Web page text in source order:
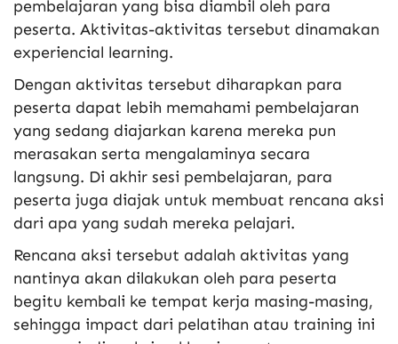
pembelajaran yang bisa diambil oleh para
peserta. Aktivitas-aktivitas tersebut dinamakan
experiencial learning.
Dengan aktivitas tersebut diharapkan para
peserta dapat lebih memahami pembelajaran
yang sedang diajarkan karena mereka pun
merasakan serta mengalaminya secara
langsung. Di akhir sesi pembelajaran, para
peserta juga diajak untuk membuat rencana aksi
dari apa yang sudah mereka pelajari.
Rencana aksi tersebut adalah aktivitas yang
nantinya akan dilakukan oleh para peserta
begitu kembali ke tempat kerja masing-masing,
sehingga impact dari pelatihan atau training ini